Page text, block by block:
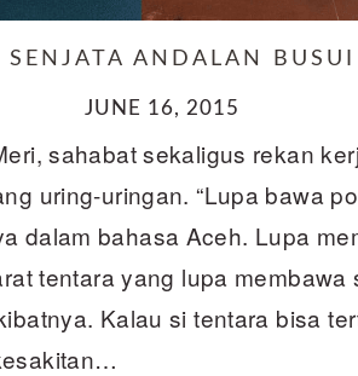
SENJATA ANDALAN BUSUI
JUNE 16, 2015
sahabat sekaligus rekan
uring-uringan. “Lupa bawa
dalam bahasa Aceh. Lupa
tentara yang lupa membawa
Kalau si tentara bisa